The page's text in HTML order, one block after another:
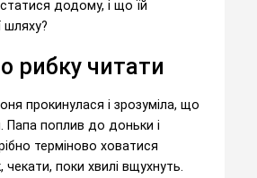
додому, і що їй
шляху?
рибку читати
прокинулася і зрозуміла, що
Папа поплив до доньки і
терміново ховатися
чекати, поки хвилі вщухнуть.